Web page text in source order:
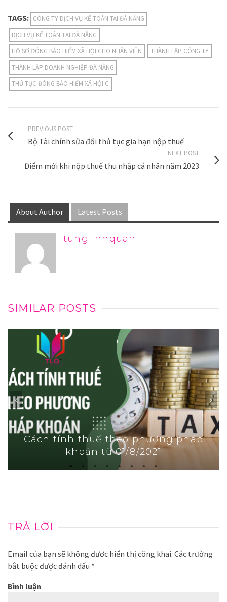
TAGS: CÔNG TY DỊCH VỤ KẾ TOÁN TẠI ĐÀ NẴNG
DỊCH VỤ KẾ TOÁN TẠI ĐÀ NẴNG
HỒ SƠ ĐÓNG BẢO HIỂM XÃ HỘI CHO NHÂN VIÊN
THÀNH LẬP CÔNG TY
THÀNH LẬP DOANH NGHIỆP ĐÀ NẴNG
THỦ TỤC ĐÓNG BẢO HIỂM XÃ HỘI C
PREVIOUS POST
Bộ Tài chính sửa đổi thủ tục gia hạn nộp thuế
NEXT POST
Điểm mới khi nộp thuế thu nhập cá nhân năm 2023
About Author Latest Posts
tunglinhquan
SIMILAR POSTS
Cách đóng dấu đúng luật vào văn
bản
TRẢ LỜI
Email của bạn sẽ không được hiển thị công khai. Các trường
bắt buộc được đánh dấu *
Bình luận